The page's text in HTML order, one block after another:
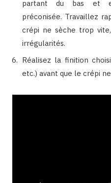
partant du bas et
préconisée. Travaillez
crépi ne sèche trop
irrégularités.
Réalisez la finition
etc.) avant que le crépi